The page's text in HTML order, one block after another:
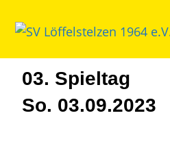
03. Spieltag
So. 03.09.2023